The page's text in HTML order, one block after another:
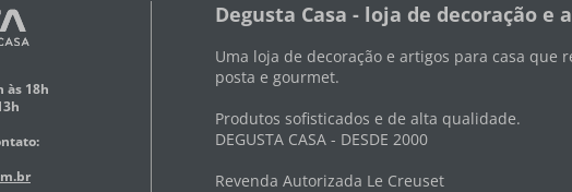
às 18h
Degusta Casa - loja de decoração e
Uma loja de decoração e artigos para casa
posta e gourmet.
Produtos sofisticados e de alta qualidade.
DEGUSTA CASA - DESDE 2000
Revenda Autorizada Le Creuset